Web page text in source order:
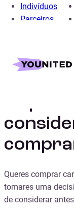
Indivíduos
Parceiros
Home
O que deves
Queres comprar
tomares uma
de considerar